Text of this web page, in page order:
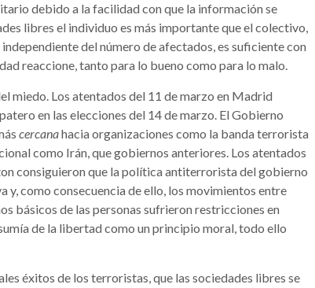
debido a la facilidad con que la información se
libres el individuo es más importante que el colectivo,
del número de afectados, es suficiente con
reaccione, tanto para lo bueno como para lo malo.
miedo. Los atentados del 11 de marzo en Madrid
en las elecciones del 14 de marzo. El Gobierno
cercanahacia organizaciones como la banda terrorista
como Irán, que gobiernos anteriores. Los atentados
consiguieron que la política antiterrorista del gobierno
y, como consecuencia de ello, los movimientos entre
básicos de las personas sufrieron restricciones en
de la libertad como un principio moral, todo ello
éxitos de los terroristas, que las sociedades libres se